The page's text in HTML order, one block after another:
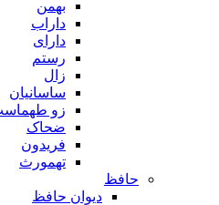
بهمن
داراب
دارای
رستم
زال
ساسانیان
زو
ضحاک
فریدون
تهمورث
حافظ
دیوان حافظ